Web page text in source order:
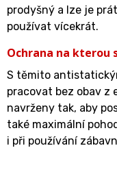
prodyšný a lze je
používat vícekrát.
Ochrana na kterou
S těmito
pracovat bez obav z
navrženy tak, aby
také maximální
i při používání